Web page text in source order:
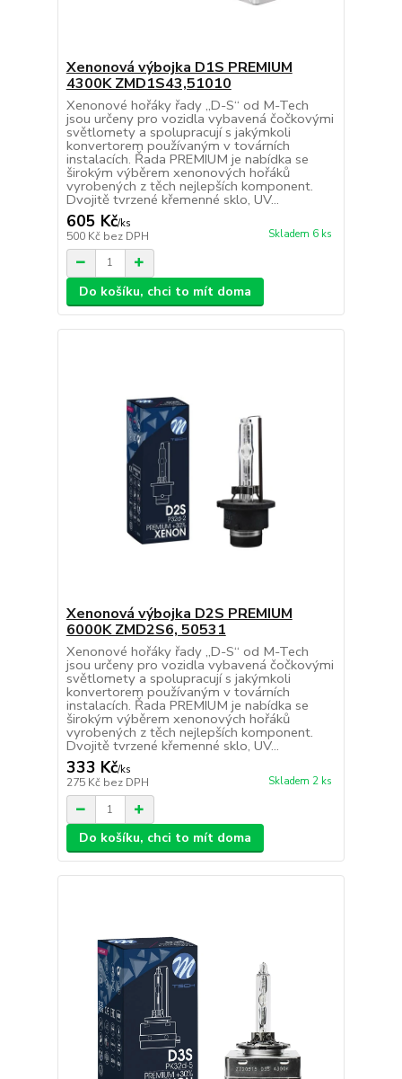
Xenonová výbojka D1S PREMIUM
4300K ZMD1S43,51010
Xenonové hořáky řady „D-S“ od M-Tech
jsou určeny pro vozidla vybavená čočkovými
světlomety a spolupracují s jakýmkoli
konvertorem používaným v továrních
instalacích. Řada PREMIUM je nabídka se
širokým výběrem xenonových hořáků
vyrobených z těch nejlepších komponent.
Dvojitě tvrzené křemenné sklo, UV...
605 Kč/ks
500 Kč bez DPH Skladem 6 ks
Do košíku, chci to mít doma
Xenonová výbojka D2S PREMIUM
6000K ZMD2S6, 50531
Xenonové hořáky řady „D-S“ od M-Tech
jsou určeny pro vozidla vybavená čočkovými
světlomety a spolupracují s jakýmkoli
konvertorem používaným v továrních
instalacích. Řada PREMIUM je nabídka se
širokým výběrem xenonových hořáků
vyrobených z těch nejlepších komponent.
Dvojitě tvrzené křemenné sklo, UV...
333 Kč/ks
275 Kč bez DPH Skladem 2 ks
Do košíku, chci to mít doma